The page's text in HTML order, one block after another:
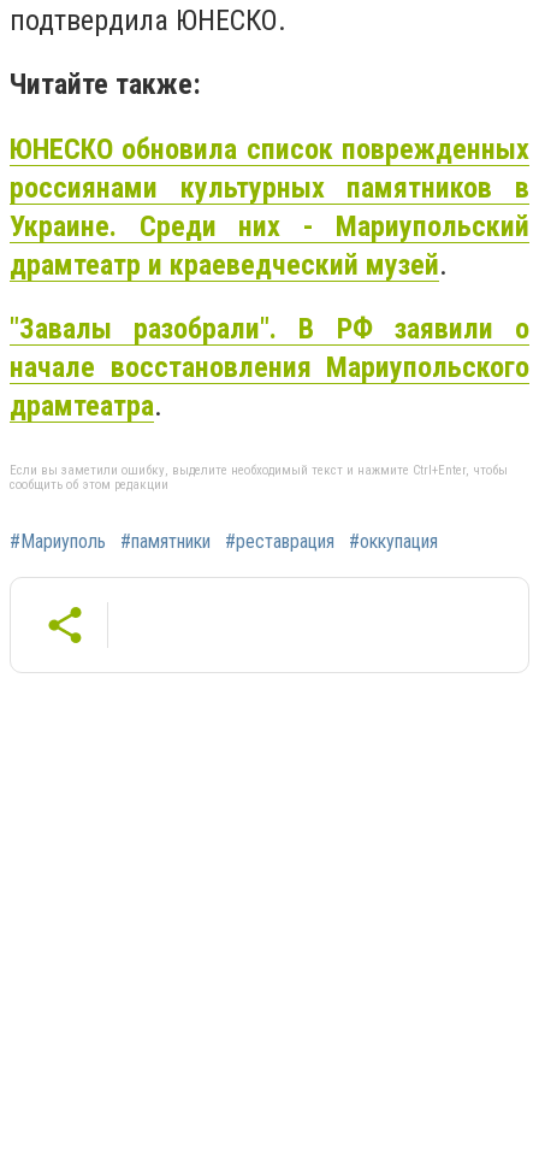
подтвердила ЮНЕСКО.
Читайте также:
ЮНЕСКО обновила список поврежденных
россиянами культурных памятников в
Украине. Среди них - Мариупольский
драмтеатр и краеведческий музей.
"Завалы разобрали". В РФ заявили о
начале восстановления Мариупольского
драмтеатра.
Если вы заметили ошибку, выделите необходимый текст и нажмите Ctrl+Enter, чтобы
сообщить об этом редакции
#Мариуполь #памятники #реставрация #оккупация